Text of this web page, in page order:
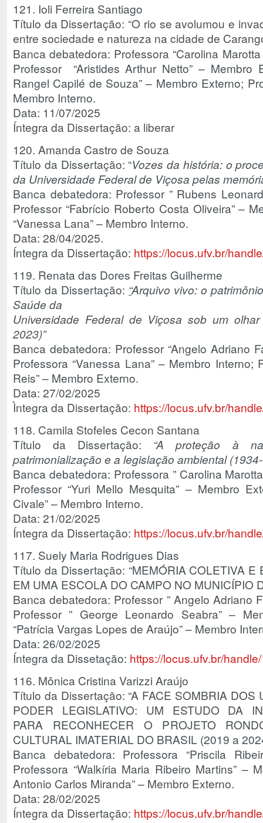
121. Ioli Ferreira Santiago
Título da Dissertação: “O rio se avolumou e
entre sociedade e natureza na cidade de
Banca debatedora: Professora “Carolina
Professor “Aristides Arthur Netto” – Membro
Rangel Capilé de Souza” – Membro Externo;
Membro Interno.
Data: 11/07/2025
Íntegra da Dissertação: a liberar
120. Amanda Castro de Souza
Título da Dissertação: “Vozes da história: o
da Universidade Federal de Viçosa pelas
Banca debatedora: Professor ” Rubens
Professor “Fabrício Roberto Costa Oliveira” –
“Vanessa Lana” – Membro Interno.
Data: 28/04/2025.
Íntegra da Dissertação: https://locus.ufv.br/
119. Renata das Dores Freitas Guilherme
Título da Dissertação: “Arquivo vivo: o
Saúde da
Universidade Federal de Viçosa sob um
2023)”
Banca debatedora: Professor “Angelo Adriano
Professora “Vanessa Lana” – Membro Interno;
Reis” – Membro Externo.
Data: 27/02/2025
Ìntegra da Dissertação: https://locus.ufv.br/
118. Camila Stofeles Cecon Santana
Título da Dissertação: “A proteção à
patrimonialização e a legislação ambiental
Banca debatedora: Professora ” Carolina
Professor “Yuri Mello Mesquita” – Membro
Civale” – Membro Interno.
Data: 21/02/2025
Íntegra da Dissertação: https://locus.ufv.br/
117. Suely Maria Rodrigues Dias
Título da Dissertação: “MEMÓRIA COLETIVA E
EM UMA ESCOLA DO CAMPO NO MUNICÍPIO
Banca debatedora: Professor ” Angelo Adriano
Professor ” George Leonardo Seabra” –
“Patrícia Vargas Lopes de Araújo” – Membro
Data: 26/02/2025
Íntegra da Dissetação: https://locus.ufv.br/
116. Mônica Cristina Varizzi Araújo
Título da Dissertação: “A FACE SOMBRIA DOS
PODER LEGISLATIVO: UM ESTUDO DA
PARA RECONHECER O PROJETO
CULTURAL IMATERIAL DO BRASIL (2019 a
Banca debatedora: Professora “Priscila
Professora “Walkíria Maria Ribeiro Martins” –
Antonio Carlos Miranda” – Membro Externo.
Data: 28/02/2025
Íntegra da Dissertação: https://locus.ufv.br/